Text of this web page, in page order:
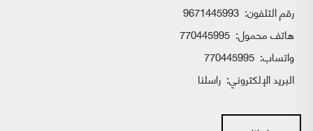
رقم التلفون: 9671445993
هاتف محمول: 770445995
واتساب:
البريد الإلكتروني: راسلنا